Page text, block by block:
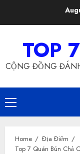
TOP
CỘNG ĐỒNG
Primary
Menu
Home
Địa Điểm
Top 7 Quán Bún Chả